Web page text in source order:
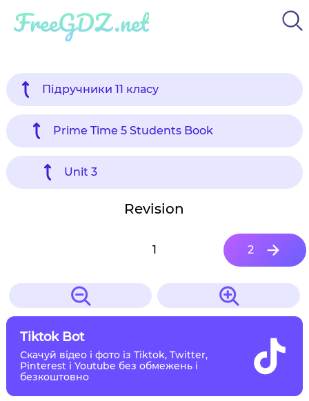
FreeGDZ.net
Підручники 11 класу
Prime Time 5 Students Book
Unit 3
Revision
1 2
Tiktok Bot
Скачуй відео і фото із Tiktok, Twitter,
Pinterest і Youtube без обмежень і
безкоштовно